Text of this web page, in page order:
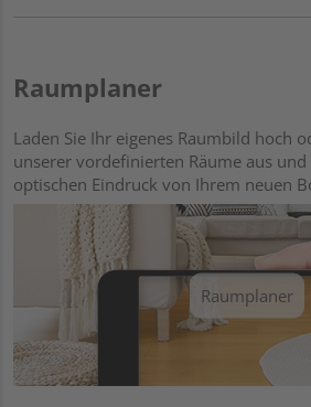
Raumplaner
Laden Sie Ihr eigenes Raumbild hoch
unserer vordefinierten Räume aus und
optischen Eindruck von Ihrem neuen
Raumplaner